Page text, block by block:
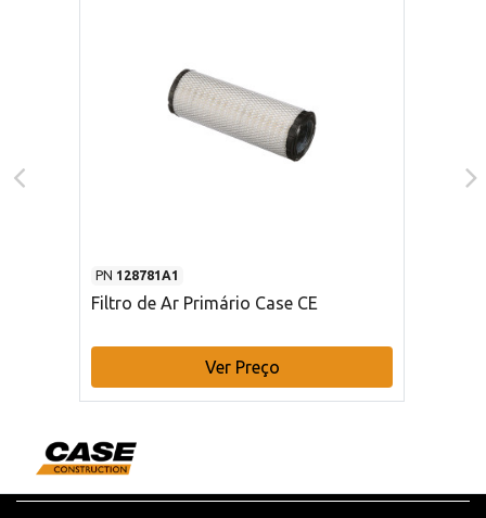
PN 128781A1
Filtro de Ar Primário Case CE
Ver Preço